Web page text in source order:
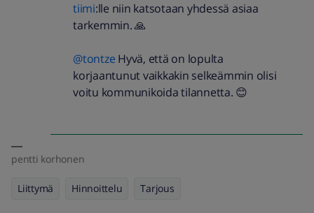
tiimi:lle niin katsotaan yhdessä asiaa
tarkemmin. 🙏
@tontze Hyvä, että on lopulta
korjaantunut vaikkakin selkeämmin olisi
voitu kommunikoida tilannetta. 😊
pentti korhonen
Liittymä Hinnoittelu Tarjous